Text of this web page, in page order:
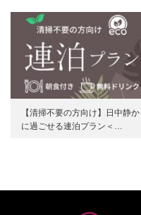
【清掃不要の方向け】日中静か
に過ごせる連泊プラン＜…